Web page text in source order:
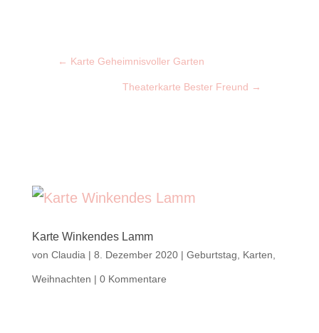
← Karte Geheimnisvoller Garten
Theaterkarte Bester Freund →
Karte Winkendes Lamm
von Claudia | 8. Dezember 2020| Geburtstag Karten
Weihnachten | 0 Kommentare